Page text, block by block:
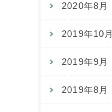
2020年8月
2019年10月
2019年9月
2019年8月